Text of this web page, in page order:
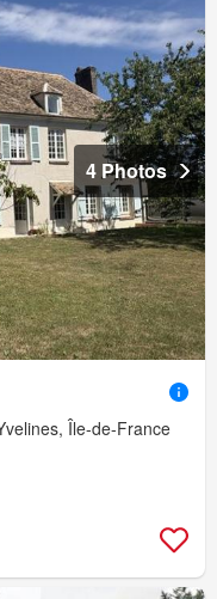
4 Photos
Île-de-France